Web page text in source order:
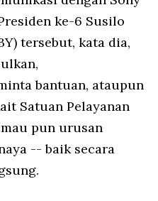
ke-6 Susilo
tersebut, kata dia,
bantuan, ataupun
Satuan Pelayanan
mau pun urusan
-- baik secara